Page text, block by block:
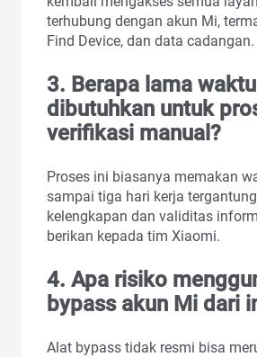
terhubung dengan akun Mi,
Find Device, dan data cadangan.
3. Berapa lama
dibutuhkan untuk
verifikasi manual?
Proses ini biasanya memakan
sampai tiga hari kerja
kelengkapan dan validitas
berikan kepada tim Xiaomi.
4. Apa risiko
bypass akun Mi dari
Alat bypass tidak resmi bisa